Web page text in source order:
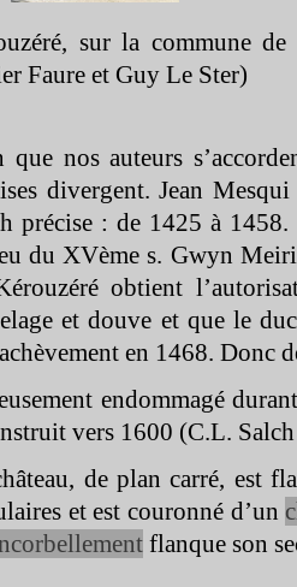
sur la commune
Faure et Guy Le Ster)
que nos auteurs
divergent. Jean
précise : de 1425 à
du XVème s. Gwyn
obtient
et douve et que le
en 1468. Donc
endommagé
vers 1600 (C.L.
de plan carré, est
et est couronné d’un
flanque son